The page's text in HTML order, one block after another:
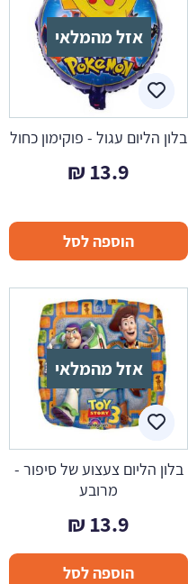
אזל מהמלאי
בלון הליום עגול - פוקימון כחול
13.9
₪
הוספה לסל
אזל מהמלאי
בלון הליום צעצוע של סיפור -
מרובע
13.9
₪
הוספה לסל